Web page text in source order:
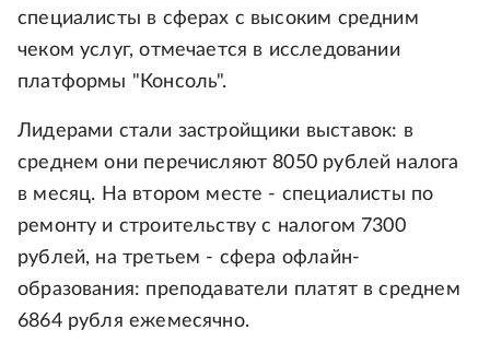
специалисты в сферах с высоким средним
чеком услуг, отмечается в исследовании
платформы "Консоль".
Лидерами стали застройщики выставок: в
среднем они перечисляют 8050 рублей налога
в месяц. На втором месте - специалисты по
ремонту и строительству с налогом 7300
рублей, на третьем - сфера офлайн-
образования: преподаватели платят в среднем
6864 рубля ежемесячно.